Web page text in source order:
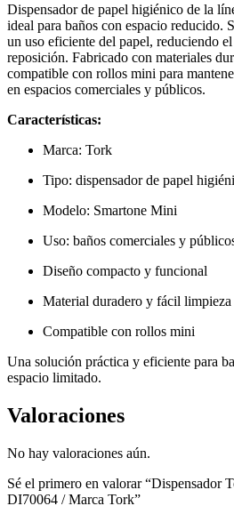
Dispensador de papel higiénico de la
ideal para baños con espacio reducido.
un uso eficiente del papel, reduciendo
reposición. Fabricado con materiales
compatible con rollos mini para
en espacios comerciales y públicos.
Características:
Marca: Tork
Tipo: dispensador de papel
Modelo: Smartone Mini
Uso: baños comerciales y
Diseño compacto y funcional
Material duradero y fácil limpieza
Compatible con rollos mini
Una solución práctica y eficiente para
espacio limitado.
Valoraciones
No hay valoraciones aún.
Sé el primero en valorar “Dispensador
DI70064 / Marca Tork”